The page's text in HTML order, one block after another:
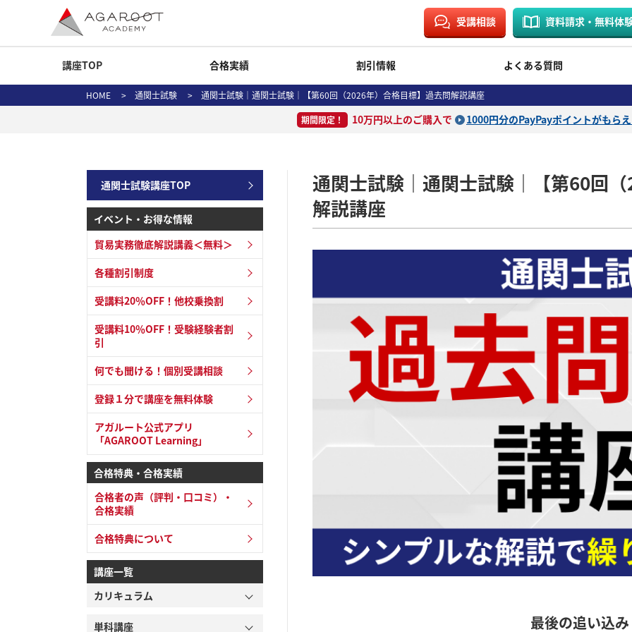
受講相談 資料請求・無料体
講座TOP 合格実績 割引情報 よくある質問
HOME > 通関士試験 > 通関士試験｜通関士試験｜【第60回（2026年）合格目標】過去問解説講座
期間限定！ 10万円以上のご購入で 1000円分のPayPayポイントがもら
通関士試験｜通関士試験｜【第60回
解説講座
最後の追い込
通関士試験講座TOP
イベント・お得な情報
貿易実務徹底解説講義＜無料＞
各種割引制度
受講料20％OFF！他校乗換割
受講料10％OFF！受験経験者割
引
何でも聞ける！個別受講相談
登録１分で講座を無料体験
アガルート公式アプリ
「AGAROOT Learning」
合格特典・合格実績
合格者の声（評判・口コミ）・
合格実績
合格特典について
講座一覧
カリキュラム
単科講座